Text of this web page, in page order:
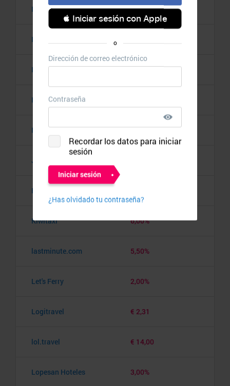
Iberia € 6,00
Iberia Express
IHG Hotels & Resorts 3,00%
Insotel
Invisa Hotels
JS Hotels
Kiwi.com
Kiwitaxi 6,00%
lastminute.com 5,50%
Let's Ferry 2,00%
Logitravel € 2,31
lol.travel € 14,00
Lopesan Hoteles 3,00%